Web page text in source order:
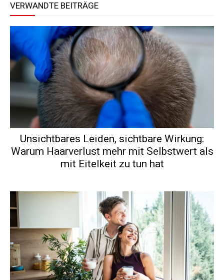
VERWANDTE BEITRÄGE
Unsichtbares Leiden, sichtbare Wirkung:
Warum Haarverlust mehr mit Selbstwert als
mit Eitelkeit zu tun hat